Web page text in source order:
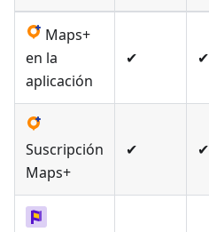
Maps+
en la
aplicación
✔ ✔
Suscripción
Maps+
✔ ✔